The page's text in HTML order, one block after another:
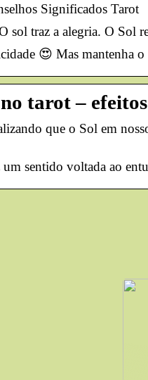
Significados Tarot
traz a alegria. O Sol
😍 Mas mantenha
tarot –
que o Sol em
sentido voltada ao